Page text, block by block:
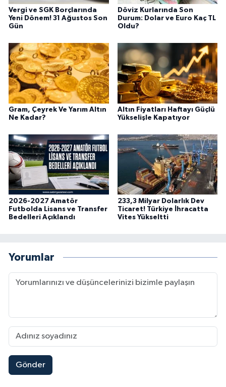
Vergi ve SGK Borçlarında
Yeni Dönem! 31 Ağustos Son
Gün
Döviz Kurlarında Son
Durum: Dolar ve Euro Kaç TL
Oldu?
Gram, Çeyrek Ve Yarım Altın
Ne Kadar?
Altın Fiyatları Haftayı Güçlü
Yükselişle Kapatıyor
2026-2027 Amatör
Futbolda Lisans ve Transfer
Bedelleri Açıklandı
233,3 Milyar Dolarlık Dev
Ticaret! Türkiye İhracatta
Vites Yükseltti
Yorumlar
Gönder